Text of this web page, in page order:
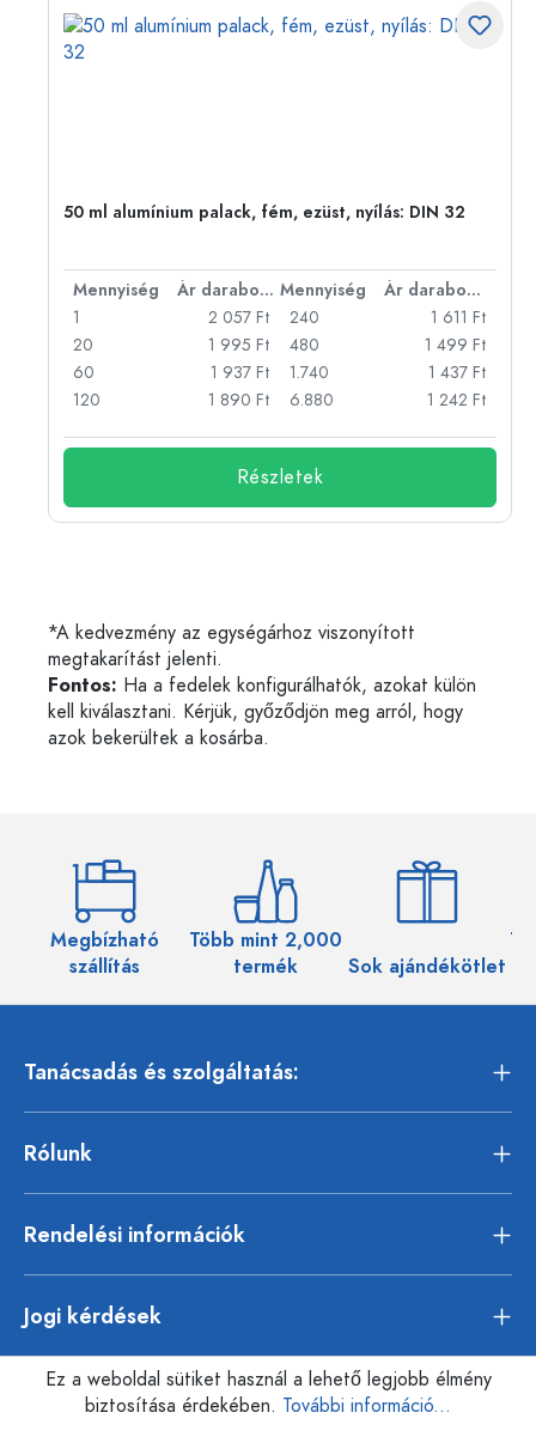
50 ml alumínium palack, fém, ezüst, nyílás: DIN 32
Mennyiség Ár darabonként Mennyiség
Ár darabonként
1
2 057 Ft
20
1 995 Ft
60
1 937 Ft
120
1 890 Ft
240
1 611 Ft
480
1 499 Ft
1.740
1 437 Ft
6.880
1 242 Ft
Részletek
*A kedvezmény az egységárhoz viszonyított
megtakarítást jelenti.
Fontos: Ha a fedelek konfigurálhatók, azokat külön
kell kiválasztani. Kérjük, győződjön meg arról, hogy
azok bekerültek a kosárba.
Megbízható
szállítás
Több mint 2,000
termék
Sok ajándékötlet
Tanácsadás és szolgáltatás:
Rólunk
Rendelési információk
Jogi kérdések
Ez a weboldal sütiket használ a lehető legjobb élmény
biztosítása érdekében. További információ...